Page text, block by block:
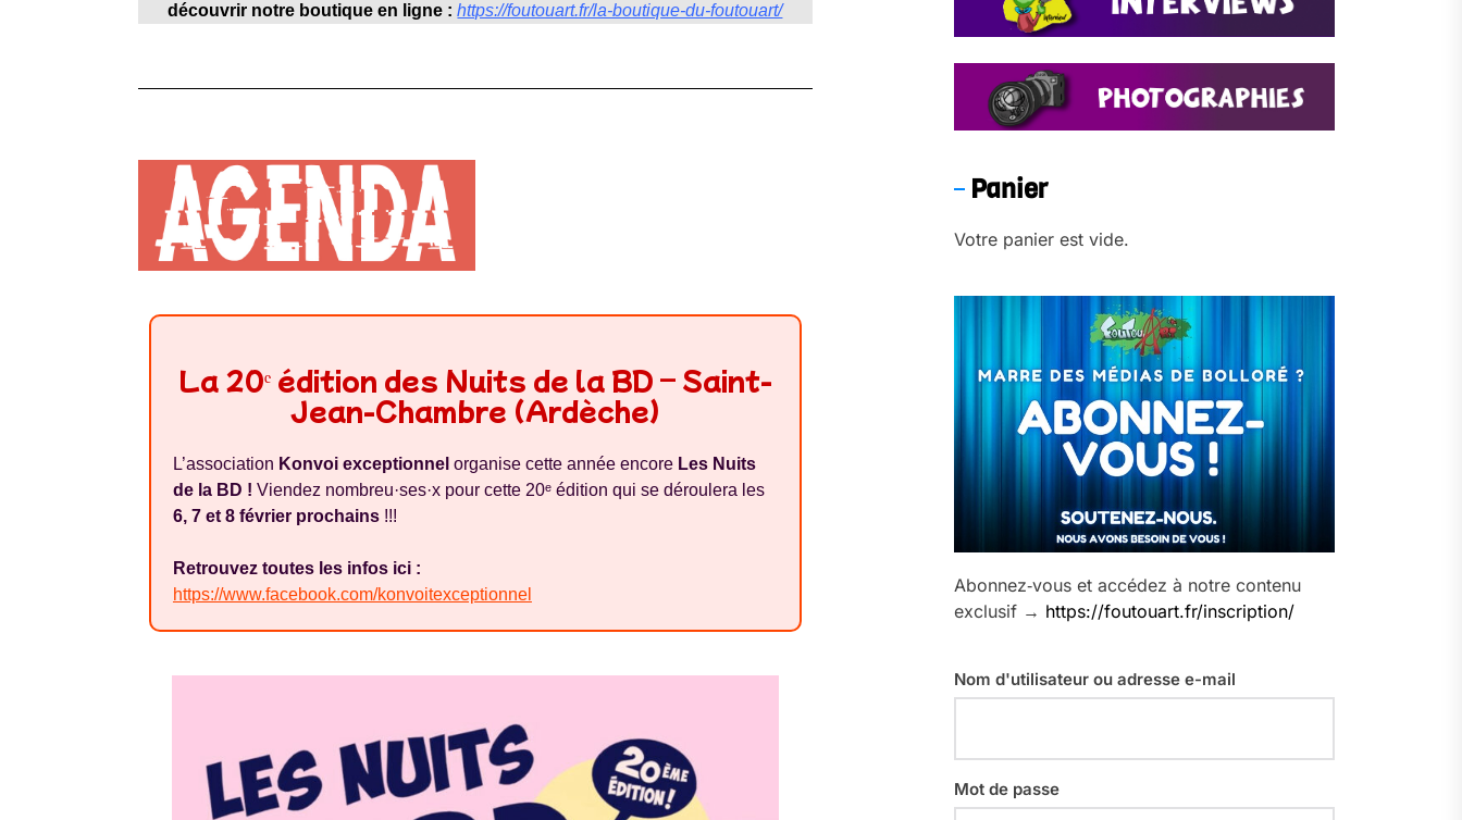
découvrir notre boutique en ligne : https://foutouart.fr/la-boutique-du-foutouart/
La 20ᵉ édition des Nuits de la BD – Saint-
Jean-Chambre (Ardèche)
L’association Konvoi exceptionnel organise cette année encoreLes Nuits
de la BD ! Viendez nombreu·ses·x pour cette 20ᵉ édition qui se déroulera les
6, 7 et 8 février prochains!!!
Retrouvez toutes les infos ici :
https://www.facebook.com/konvoitexceptionnel
Panier
Votre panier est vide.
Abonnez‑vous et accédez à notre contenu
exclusif → https://foutouart.fr/inscription/
Nom d'utilisateur ou adresse e-mail
Mot de passe